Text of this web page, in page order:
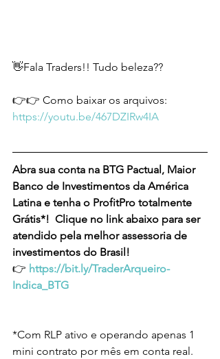
👋Fala Traders!! Tudo beleza??
👉👉 Como baixar os arquivos:
https://youtu.be/467DZIRw4IA
Abra sua conta na BTG Pactual, Maior
Banco de Investimentos da América
Latina e tenha o ProfitPro totalmente
Grátis*!  Clique no link abaixo para ser
atendido pela melhor assessoria de
investimentos do Brasil!
👉 https://bit.ly/TraderArqueiro-
Indica_BTG
*Com RLP ativo e operando apenas 1
mini contrato por mês em conta real.